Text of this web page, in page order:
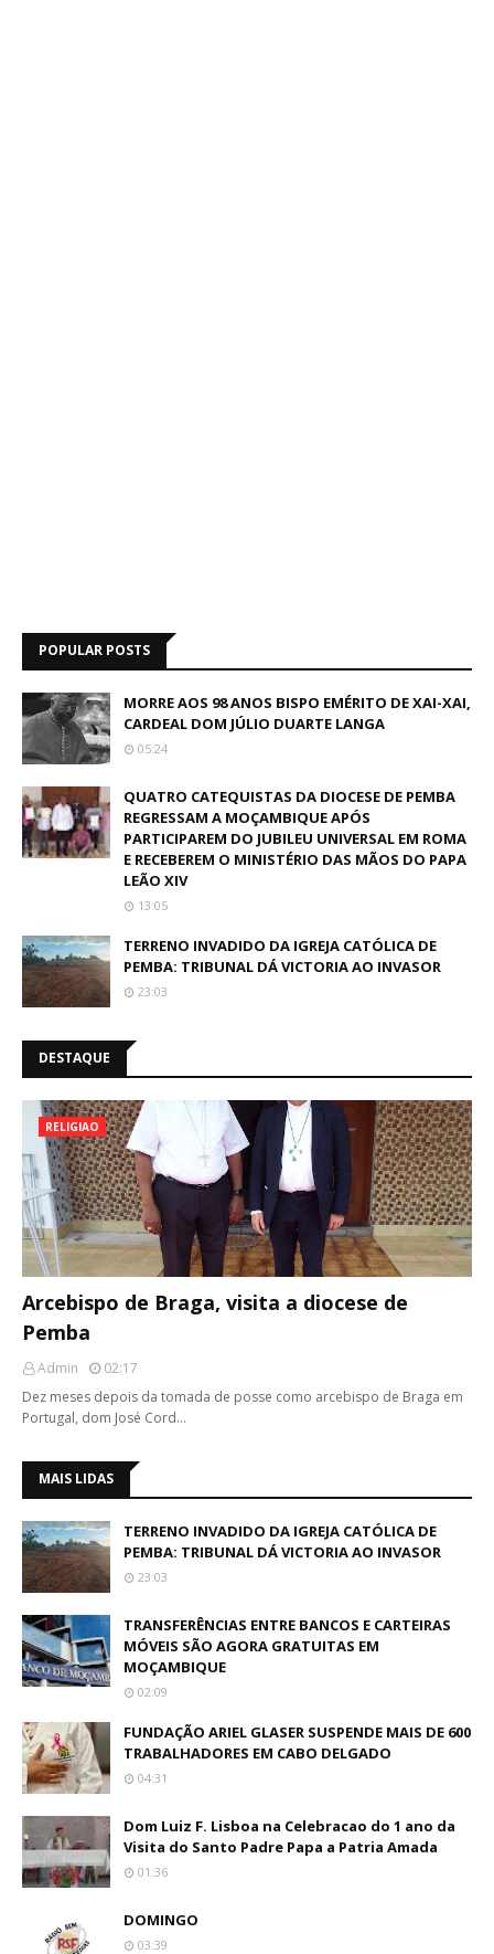
POPULAR POSTS
MORRE AOS 98 ANOS BISPO EMÉRITO DE XAI-XAI,
CARDEAL DOM JÚLIO DUARTE LANGA
05:24
QUATRO CATEQUISTAS DA DIOCESE DE PEMBA
REGRESSAM A MOÇAMBIQUE APÓS
PARTICIPAREM DO JUBILEU UNIVERSAL EM ROMA
E RECEBEREM O MINISTÉRIO DAS MÃOS DO PAPA
LEÃO XIV
13:05
TERRENO INVADIDO DA IGREJA CATÓLICA DE
PEMBA: TRIBUNAL DÁ VICTORIA AO INVASOR
23:03
DESTAQUE
RELIGIAO
Arcebispo de Braga, visita a diocese de
Pemba
Admin
02:17
Dez meses depois da tomada de posse como arcebispo de Braga em
Portugal, dom José Cord…
MAIS LIDAS
TERRENO INVADIDO DA IGREJA CATÓLICA DE
PEMBA: TRIBUNAL DÁ VICTORIA AO INVASOR
23:03
TRANSFERÊNCIAS ENTRE BANCOS E CARTEIRAS
MÓVEIS SÃO AGORA GRATUITAS EM
MOÇAMBIQUE
02:09
FUNDAÇÃO ARIEL GLASER SUSPENDE MAIS DE 600
TRABALHADORES EM CABO DELGADO
04:31
Dom Luiz F. Lisboa na Celebracao do 1 ano da
Visita do Santo Padre Papa a Patria Amada
01:36
DOMINGO
03:39